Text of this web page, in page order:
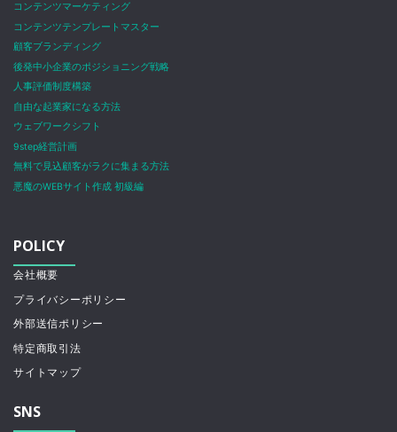
コンテンツマーケティング
コンテンツテンプレートマスター
顧客ブランディング
後発中小企業のポジショニング戦略
人事評価制度構築
自由な起業家になる方法
ウェブワークシフト
9step経営計画
無料で見込顧客がラクに集まる方法
悪魔のWEBサイト作成 初級編
POLICY
会社概要
プライバシーポリシー
外部送信ポリシー
特定商取引法
サイトマップ
SNS